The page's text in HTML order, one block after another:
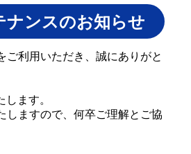
ナンスのお知らせ
利用いただき、誠にありがと
ます。
しますので、何卒ご理解とご協